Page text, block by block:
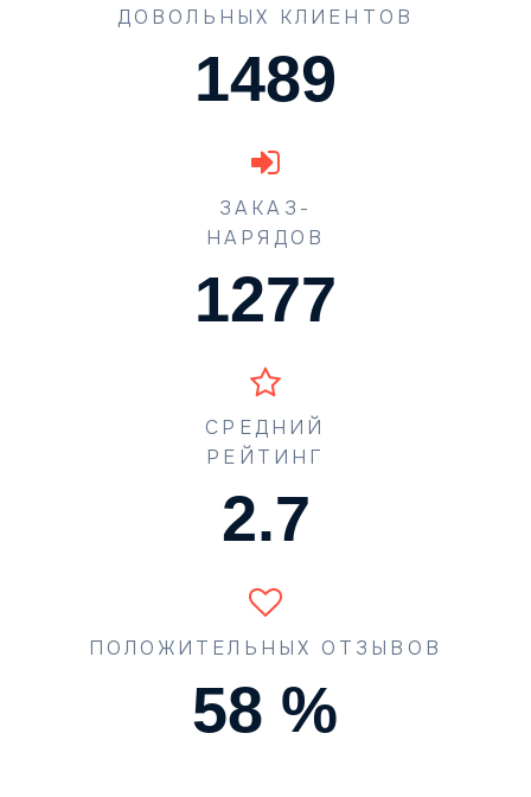
ДОВОЛЬНЫХ КЛИЕНТОВ
1489
ЗАКАЗ-
НАРЯДОВ
1773
СРЕДНИЙ
РЕЙТИНГ
4.2
ПОЛОЖИТЕЛЬНЫХ ОТЗЫВОВ
90 %